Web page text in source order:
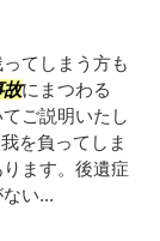
てしまう方も
故にまつわる
ご説明いたし
を負ってしま
ます。後遺症
い...